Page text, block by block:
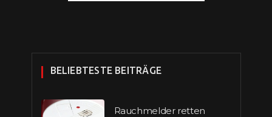
BELIEBTESTE BEITRÄGE
Rauchmelder retten